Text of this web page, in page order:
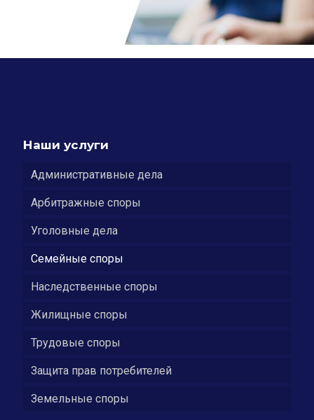
Наши услуги
Административные дела
Арбитражные споры
Уголовные дела
Семейные споры
Наследственные споры
Жилищные споры
Трудовые споры
Защита прав потребителей
Земельные споры